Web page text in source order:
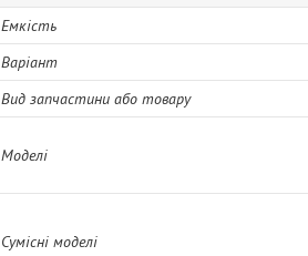
Емкість
Варіант
Вид запчастини або товару
Моделі
Сумісні моделі